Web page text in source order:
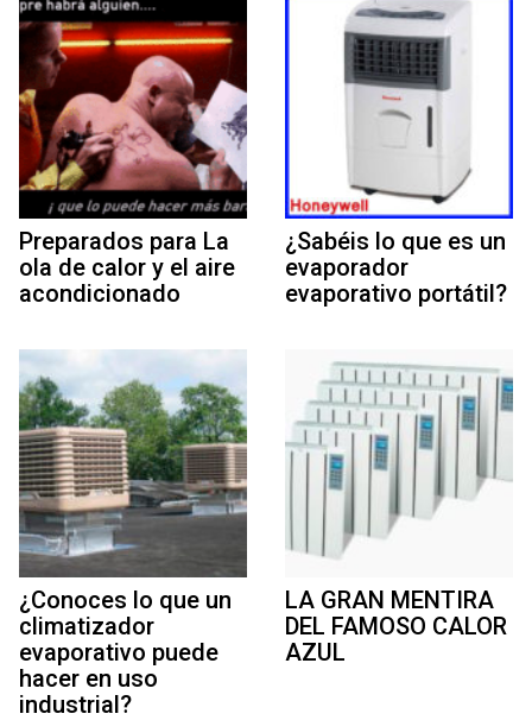
Preparados para La
ola de calor y el aire
acondicionado
¿Sabéis lo que es un
evaporador
evaporativo portátil?
¿Conoces lo que un
climatizador
evaporativo puede
hacer en uso
industrial?
LA GRAN MENTIRA
DEL FAMOSO CALOR
AZUL